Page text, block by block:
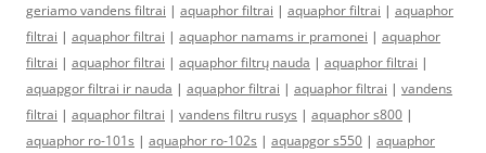
geriamo vandens filtrai | aquaphor filtrai | aquaphor filtrai | aquaphor
filtrai | aquaphor filtrai | aquaphor namams ir pramonei | aquaphor
filtrai | aquaphor filtrai | aquaphor filtrų nauda | aquaphor filtrai |
aquapgor filtrai ir nauda | aquaphor filtrai | aquaphor filtrai | vandens
filtrai | aquaphor filtrai | vandens filtru rusys | aquaphor s800 |
aquaphor ro-101s | aquaphor ro-102s | aquapgor s550 | aquaphor